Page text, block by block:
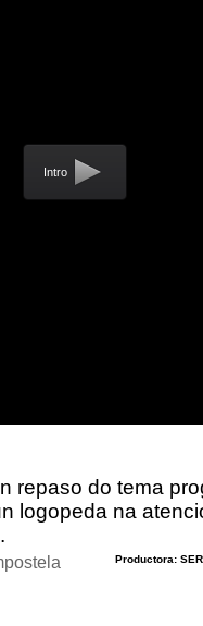
Intro
repaso do tema
logopeda na
Productora: